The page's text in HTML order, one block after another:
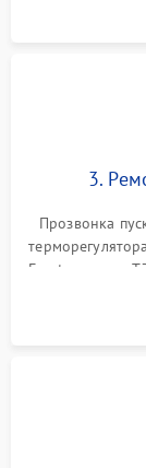
3.
Прозвонка
Frost, включая